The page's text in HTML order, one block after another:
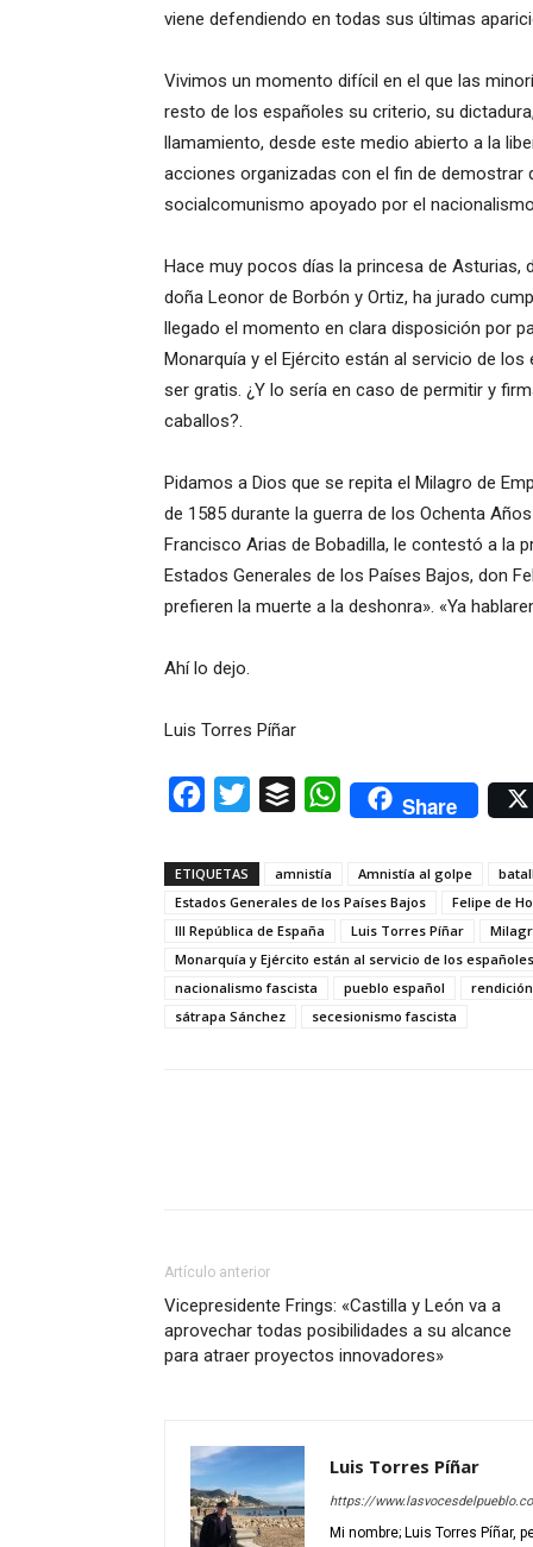
viene defendiendo en todas sus últimas
Vivimos un momento difícil en el que las
resto de los españoles su criterio, su
llamamiento, desde este medio abierto a la
acciones organizadas con el fin de
socialcomunismo apoyado por el
Hace muy pocos días la princesa de Asturias,
doña Leonor de Borbón y Ortiz, ha jurado
llegado el momento en clara disposición por
Monarquía y el Ejército están al servicio de
ser gratis. ¿Y lo sería en caso de permitir y
caballos?.
Pidamos a Dios que se repita el Milagro de
de 1585 durante la guerra de los Ochenta
Francisco Arias de Bobadilla, le contestó a la
Estados Generales de los Países Bajos, don
prefieren la muerte a la deshonra». «Ya
Ahí lo dejo.
Luis Torres Píñar
Facebook
Twitter Buffer WhatsAppShare
ETIQUETAS amnistía Amnistía al golpe
Estados Generales de los Países Bajos
Felipe de
III República de España
Luis Torres Píñar
Monarquía y Ejército están al servicio de los
nacionalismo fascista
pueblo español
sátrapa Sánchez
secesionismo fascista
Artículo anterior
Vicepresidente Frings: «Castilla y León va a
aprovechar todas posibilidades a su alcance
para atraer proyectos innovadores»
Luis Torres Píñar
https://
Mi nombre; Luis Torres Píñar,